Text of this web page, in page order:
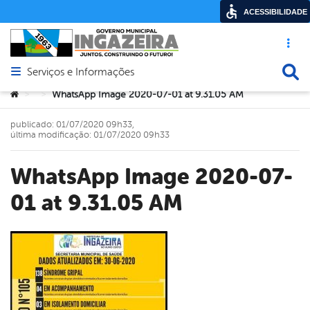
Acesso
Abrir menu principal de navegação
Serviços e Informações
Você está aqui:
> > WhatsApp Image 2020-07-01 at 9.31.05 AM
WhatsApp Image 2020-07-
01 at 9.31.05 AM
publicado: 01/07/2020 09h33,
última modificação: 01/07/2020 09h33
ACESSIBILIDADE